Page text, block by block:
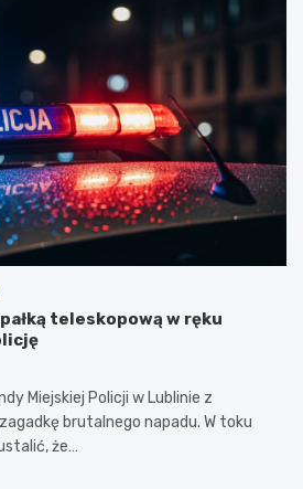
teleskopową w ręku
Miejskiej Policji w Lublinie z
brutalnego napadu. W toku
że…